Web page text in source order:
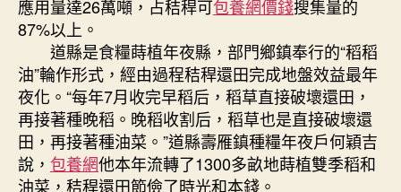
應用量達26萬噸，占秸稈可包養網價錢搜集量的
87%以上。
道縣是食糧蒔植年夜縣，部門鄉鎮奉行的“稻稻
油”輪作形式，經由過程秸稈還田完成地盤效益最年
夜化。“每年7月收完早稻后，稻草直接破壞還田，
再接著種晚稻。晚稻收割后，稻草也是直接破壞還
田，再接著種油菜。”道縣壽雁鎮種糧年夜戶何穎吉
說， 包養網他本年流轉了1300多畝地蒔植雙季稻和
油菜，秸稈還田節儉了時光和本錢。